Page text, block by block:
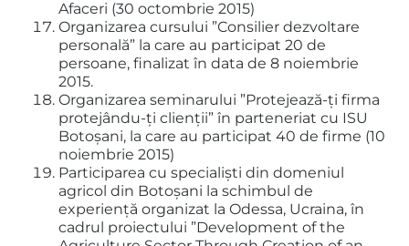
Afaceri (30 octombrie 2015)
Organizarea cursului ”Consilier dezvoltare
personală” la care au participat 20 de
persoane, finalizat în data de 8 noiembrie
2015.
Organizarea seminarului ”Protejează-ți firma
protejându-ți clienții” în parteneriat cu ISU
Botoșani, la care au participat 40 de firme (10
noiembrie 2015)
Participarea cu specialiști din domeniul
agricol din Botoșani la schimbul de
experiență organizat la Odessa, Ucraina, în
cadrul proiectului ”Development of the